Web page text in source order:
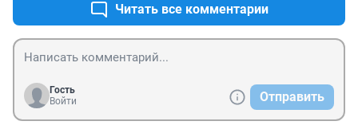
Читать все комментарии
Гость
Войти
Отправить